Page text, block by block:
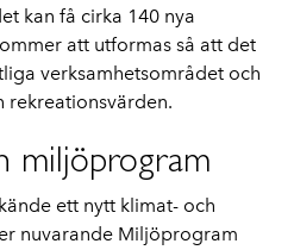
kan få cirka 140 nya
att utformas så att det
verksamhetsområdet och
rekreationsvärden.
miljöprogram
ett nytt klimat- och
nuvarande Miljöprogram